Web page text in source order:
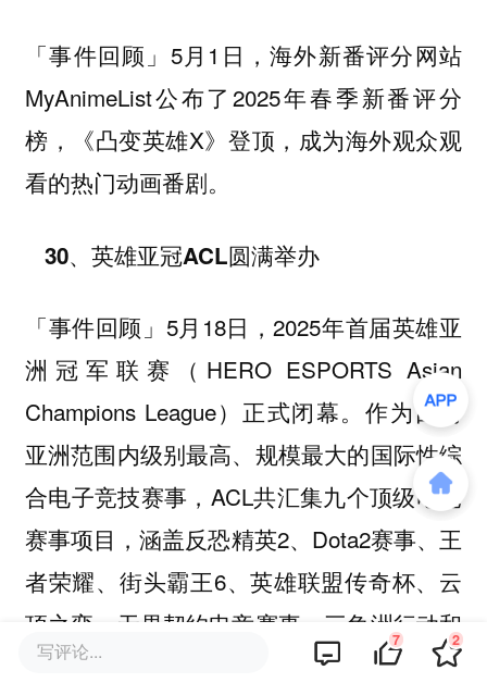
「事件回顾」 5月1日，海外新番评分网站
MyAnimeList公布了2025年春季新番评分
榜，《凸变英雄X》登顶，成为海外观众观
看的热门动画番剧。
30、英雄亚冠ACL圆满举办
「事件回顾」 5月18日，2025年首届英雄亚
洲冠军联赛（HERO ESPORTS Asian
Champions League）正式闭幕。作为目前
亚洲范围内级别最高、规模最大的国际性综
合电子竞技赛事，ACL共汇集九个顶级电竞
赛事项目，涵盖反恐精英2、Dota2赛事、王
者荣耀、街头霸王6、英雄联盟传奇杯、云
顶之弈、无畏契约电竞赛事、三角洲行动和
穿越火线。
写评论... 7 2